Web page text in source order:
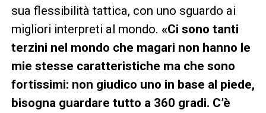
sua flessibilità tattica, con uno sguardo ai
migliori interpreti al mondo. «Ci sono tanti
terzini nel mondo che magari non hanno le
mie stesse caratteristiche ma che sono
fortissimi: non giudico uno in base al piede,
bisogna guardare tutto a 360 gradi. C’è